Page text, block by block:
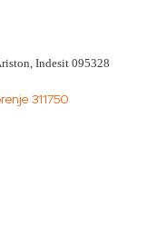
Indesit 095328